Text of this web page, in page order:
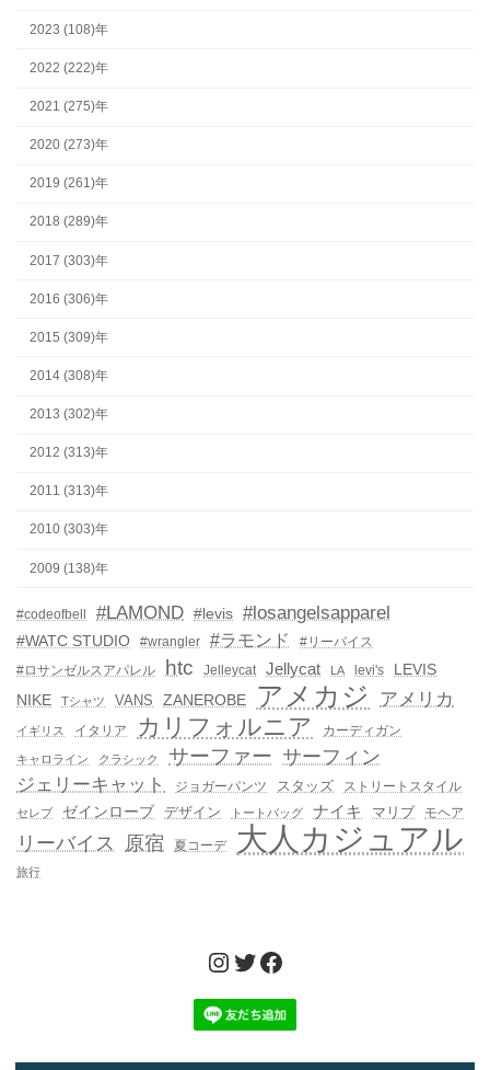
2023 (108)年
2022 (222)年
2021 (275)年
2020 (273)年
2019 (261)年
2018 (289)年
2017 (303)年
2016 (306)年
2015 (309)年
2014 (308)年
2013 (302)年
2012 (313)年
2011 (313)年
2010 (303)年
2009 (138)年
#codeofbell #LAMOND #levis #losangelsapparel
#WATC STUDIO #wrangler #ラモンド
#リーバイス
#ロサンゼルスアパレル
htc Jelleycat Jellycat LA levi's
LEVIS
NIKE
Tシャツ VANS ZANEROBE アメカジ アメリカ
イギリス イタリア カリフォルニア カーディガン
キャロライン クラシック サーファー サーフィン
ジェリーキャット
ジョガーパンツ スタッズ ストリートスタイル
セレブ ゼインローブ デザイン トートバッグ ナイキ マリブ モヘア
リーバイス 原宿 夏コーデ 大人カジュアル
旅行
Instagram
Twitter
Facebook